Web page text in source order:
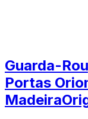
Guarda-
Portas